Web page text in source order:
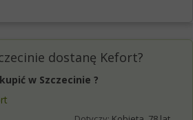
dostanę Kefort?
w Szczecinie ?